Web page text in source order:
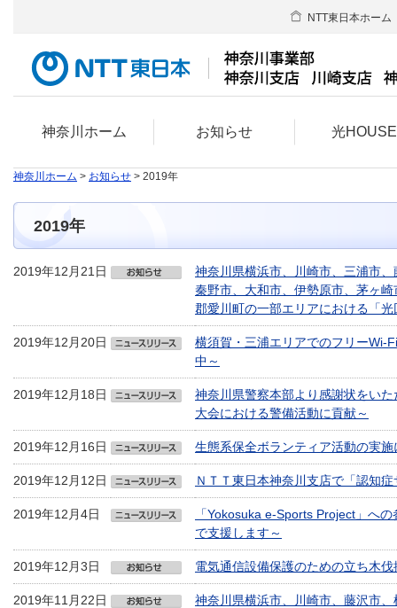
神奈川ホーム お知らせ 光HOUSE
NTT東日本ホーム
神奈川ホーム > お知らせ > 2019年
2019年
2019年12月21日
神奈川県横浜市、川崎市、三浦市
秦野市、大和市、伊勢原市、茅ヶ
郡愛川町の一部エリアにおける「
2019年12月20日
横須賀・三浦エリアでのフリーWi-
中～
2019年12月18日
神奈川県警察本部より感謝状をい
大会における警備活動に貢献～
2019年12月16日 生態系保全ボランティア活動の実施
2019年12月12日 ＮＴＴ東日本神奈川支店で「認知
2019年12月4日
「Yokosuka e-Sports Project」へ
で支援します～
2019年12月3日 電気通信設備保護のための立ち木
2019年11月22日
神奈川県横浜市、川崎市、藤沢市